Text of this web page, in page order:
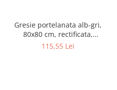
Gresie portelanata alb-gri,
80x80 cm, rectificata,
Colectia BETONICO - 6485-
115,55 Lei